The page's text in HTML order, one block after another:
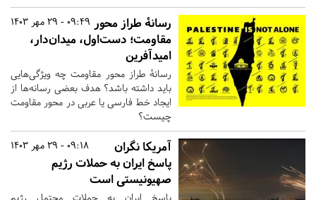
09:49 - 29 مهر 1403 رسانهٔ طراز محور
مقاومت؛ دست‌اول، میدان‌دار،
امیدآفرین
رسانهٔ طراز محور مقاومت چه ویژگی‌هایی
باید داشته باشد؟ هدف بعضی رسانه‌ها از
ایجاد خط فارسی یا عربی در محور مقاومت
چیست؟
09:18 - 29 مهر 1403
آمریکا نگران
پاسخ ایران به حملات رژیم
صهیونیستی است